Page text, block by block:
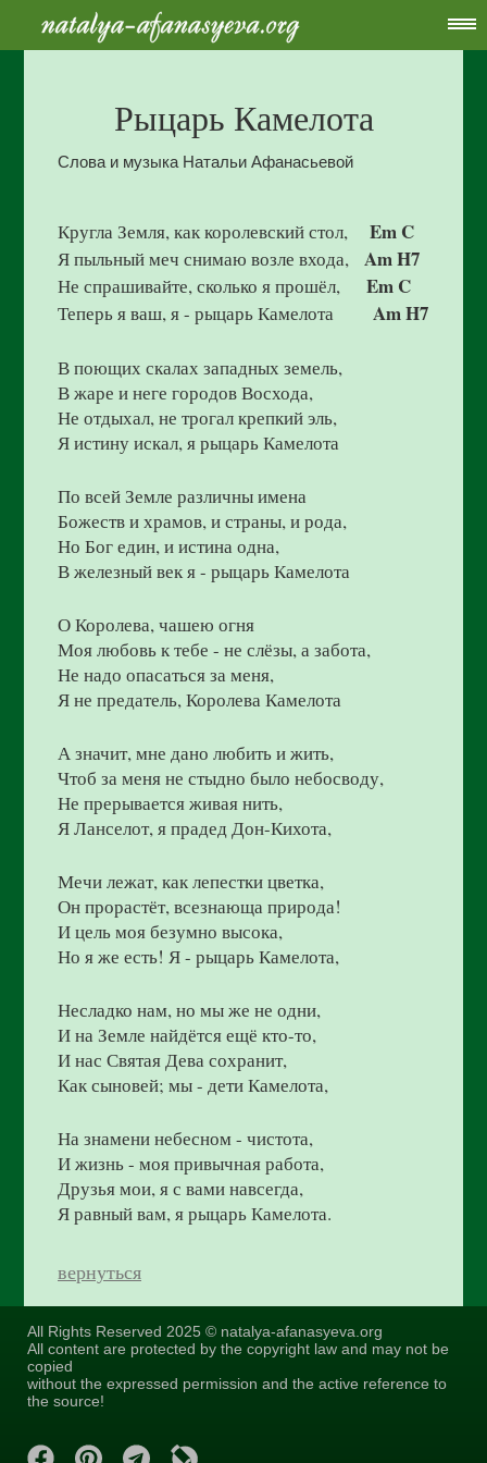
Рыцарь Камелота
Слова и музыка Натальи Афанасьевой
Кругла Земля, как королевский стол, Em C
Я пыльный меч снимаю возле входа, Am H7
Не спрашивайте, сколько я прошёл, Em C
Теперь я ваш, я - рыцарь Камелота Am H7
В поющих скалах западных земель,
В жаре и неге городов Восхода,
Не отдыхал, не трогал крепкий эль,
Я истину искал, я рыцарь Камелота
По всей Земле различны имена
Божеств и храмов, и страны, и рода,
Но Бог един, и истина одна,
В железный век я - рыцарь Камелота
О Королева, чашею огня
Моя любовь к тебе - не слёзы, а забота,
Не надо опасаться за меня,
Я не предатель, Королева Камелота
А значит, мне дано любить и жить,
Чтоб за меня не стыдно было небосводу,
Не прерывается живая нить,
Я Ланселот, я прадед Дон-Кихота,
Мечи лежат, как лепестки цветка,
Он прорастёт, всезнающа природа!
И цель моя безумно высока,
Но я же есть! Я - рыцарь Камелота,
Несладко нам, но мы же не одни,
И на Земле найдётся ещё кто-то,
И нас Святая Дева сохранит,
Как сыновей; мы - дети Камелота,
На знамени небесном - чистота,
И жизнь - моя привычная работа,
Друзья мои, я с вами навсегда,
Я равный вам, я рыцарь Камелота.
вернуться
All Rights Reserved 2025 © natalya-afanasyeva.org
All content are protected by the copyright law and may not be
copied
without the expressed permission and the active reference to
the source!